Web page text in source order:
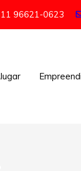
11 96621-0623